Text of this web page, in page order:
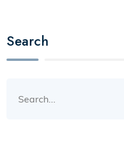
Search